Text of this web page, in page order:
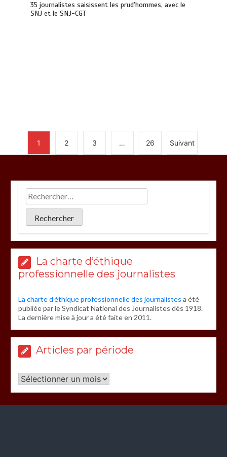
35 journalistes saisissent les prud’hommes, avec le
SNJ et le SNJ-CGT
1 2 3 … 26 Suivant
La charte d’éthique
professionnelle des journalistes
La charte d’éthique professionnelle des journalistes a été
publiée par le Syndicat National des Journalistes dès 1918.
La dernière mise à jour a été faite en 2011.
Articles par période
Articles
par
période